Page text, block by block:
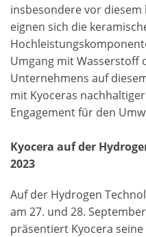
insbesondere vor
eignen sich die
Umgang mit Wasserstoff
Unternehmens auf
mit Kyoceras
Engagement für den
Kyocera auf der
2023
Auf der Hydrogen
am 27. und 28.
präsentiert Kyocera